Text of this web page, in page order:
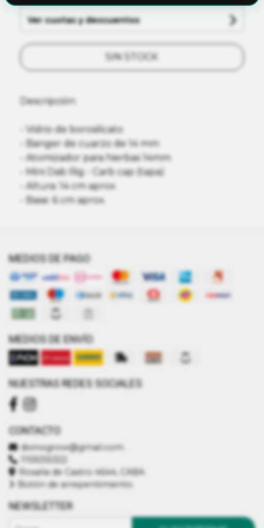
Ver cuotas y descuentos
SIN STOCK
Descripción:
- Vidrio de borosilicato
- Banger de cuarzo de 14 mm
- Atomizador para hierbas 14mm
- Mini Dab Rig - Carb cap (tapa)
- Altura: 14 cm aprox.
- Base: 6 cm aprox.
MEDIOS DE PAGO
MEDIOS DE ENVÍO
NUESTRAS REDES SOCIALES
CONTACTO
divinogrow@gmail.com
1159255322
Rosalía de Castro 4644, CABA
Botón de arrepentimiento
NEWSLETTER